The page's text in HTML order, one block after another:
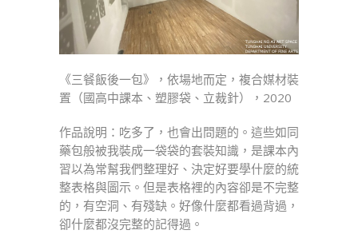
《三餐飯後一包》，依場地而定，複合媒材裝
置（國高中課本、塑膠袋、立裁針），2020
作品說明：吃多了，也會出問題的。這些如同
藥包般被我裝成一袋袋的套裝知識，是課本內
習以為常幫我們整理好、決定好要學什麼的統
整表格與圖示。但是表格裡的內容卻是不完整
的，有空洞、有殘缺。好像什麼都看過背過，
卻什麼都沒完整的記得過。